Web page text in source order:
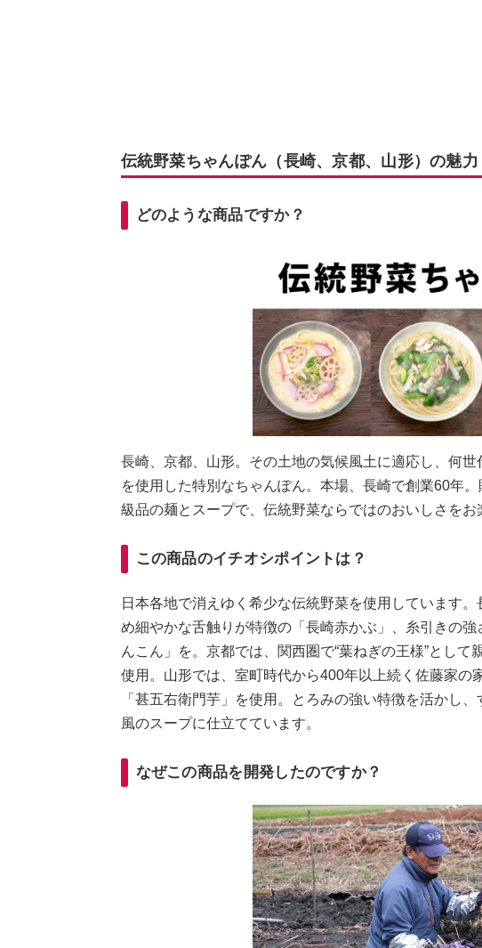
伝統野菜ちゃんぽん（長崎、京都、山形）の魅力
どのような商品ですか？
長崎、京都、山形。その土地の気候風土に適応し、何世
を使用した特別なちゃんぽん。本場、長崎で創業60年
級品の麺とスープで、伝統野菜ならではのおいしさをお
この商品のイチオシポイントは？
日本各地で消えゆく希少な伝統野菜を使用しています
め細やかな舌触りが特徴の「長崎赤かぶ」、糸引きの
んこん」を。京都では、関西圏で“葉ねぎの王様”とし
使用。山形では、室町時代から400年以上続く佐藤家の
「甚五右衛門芋」を使用。とろみの強い特徴を活かし
風のスープに仕立てています。
なぜこの商品を開発したのですか？